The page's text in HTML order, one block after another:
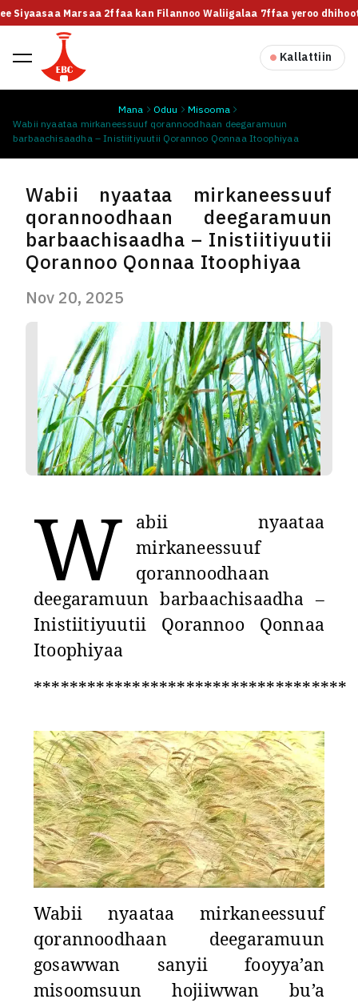
Siyaasaa Marsaa 2ffaa kan Filannoo Waliigalaa 7ffaa yeroo
Kallattiin
Mana Oduu
Misooma
Wabii nyaataa mirkaneessuuf qorannoodhaan deegaramuun
barbaachisaadha – Inistiitiyuutii Qorannoo Qonnaa Itoophiyaa
Wabii nyaataa mirkaneessuuf
qorannoodhaan deegaramuun
barbaachisaadha – Inistiitiyuutii
Qorannoo Qonnaa Itoophiyaa
Nov 20, 2025
W
abii nyaataa
mirkaneessuuf
qorannoodhaan
deegaramuun barbaachisaadha –
Inistiitiyuutii Qorannoo Qonnaa
Itoophiyaa
***********************************
Wabii nyaataa mirkaneessuuf
qorannoodhaan deegaramuun
gosawwan sanyii fooyya’an
misoomsuun hojiiwwan bu’a